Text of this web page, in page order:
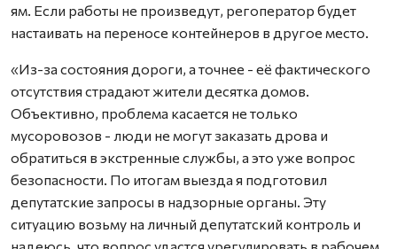
ям. Если работы не произведут, регоператор будет
настаивать на переносе контейнеров в другое место.
«Из-за состояния дороги, а точнее - её фактического
отсутствия страдают жители десятка домов.
Объективно, проблема касается не только
мусоровозов - люди не могут заказать дрова и
обратиться в экстренные службы, а это уже вопрос
безопасности. По итогам выезда я подготовил
депутатские запросы в надзорные органы. Эту
ситуацию возьму на личный депутатский контроль и
надеюсь, что вопрос удастся урегулировать в рабочем